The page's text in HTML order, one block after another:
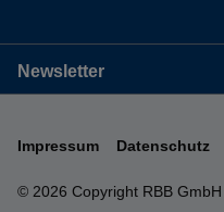
Newsletter
© 2026 Copyright RBB GmbH
Impressum Datenschutz